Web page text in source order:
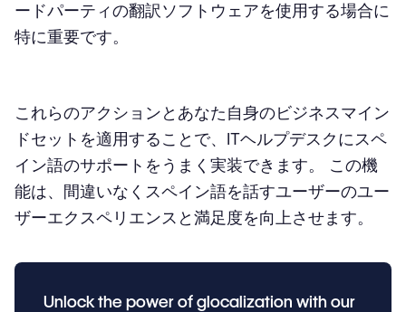
ードパーティの翻訳ソフトウェアを使用する場合に
特に重要です。
これらのアクションとあなた自身のビジネスマイン
ドセットを適用することで、ITヘルプデスクにスペ
イン語のサポートをうまく実装できます。 この機
能は、間違いなくスペイン語を話すユーザーのユー
ザーエクスペリエンスと満足度を向上させます。
Unlock the power of glocalization with our